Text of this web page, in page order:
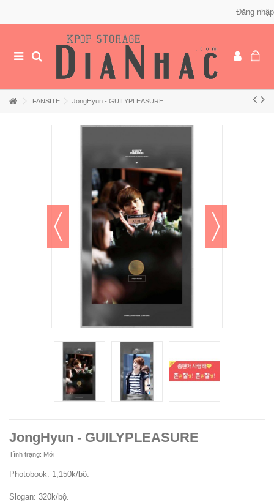
Đăng nhập
FANSITE JongHyun - GUILYPLEASURE
JongHyun - GUILYPLEASURE
Tình trạng: Mới
Photobook: 1,150k/bộ.
Slogan: 320k/bộ.